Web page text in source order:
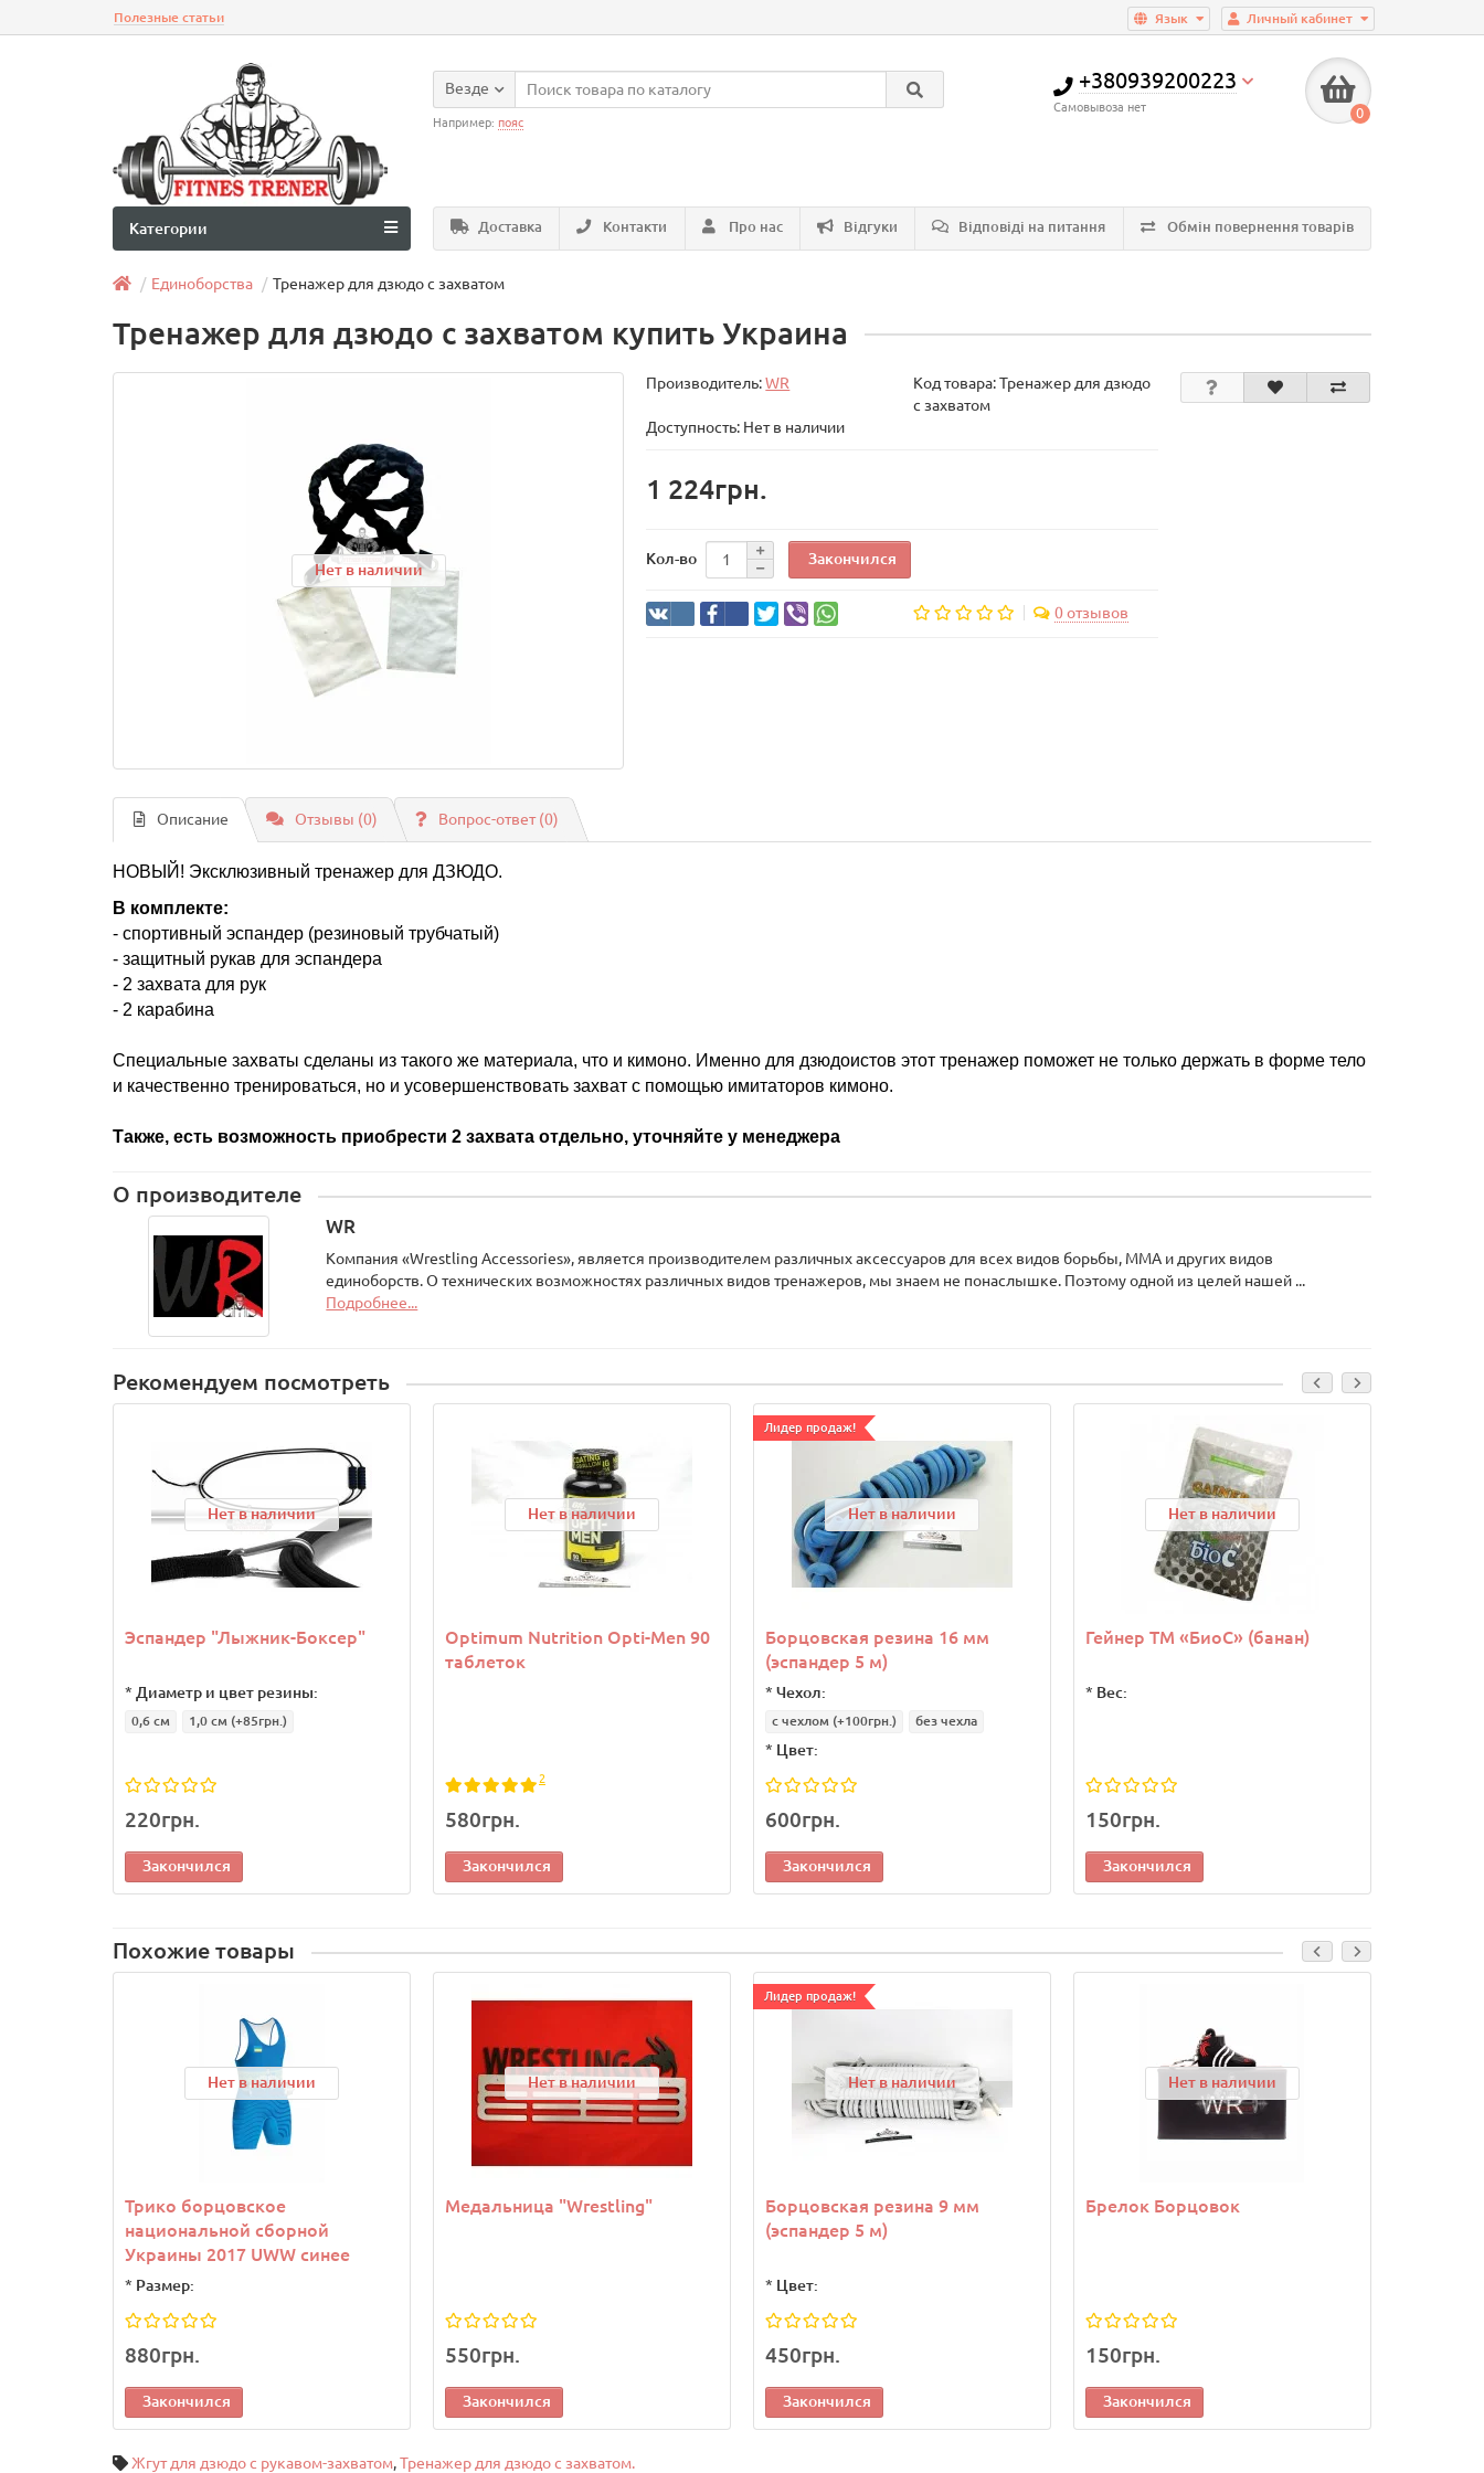
Личный кабинет
Язык
Полезные статьи
+380939200223
Самовывоза нет 0
Везде
Например: пояс
Доставка Контакти Про нас Відгуки Відповіді на питання Обмін повернення товарів
Категории
Единоборства Тренажер для дзюдо с захватом
Тренажер для дзюдо с захватом купить Украина
Нет в наличии
Производитель:WR Код товара:Тренажер для дзюдо
с захватом
Доступность: Нет в наличии
1 224грн.
Кол-во Закончился
0 отзывов
Описание Отзывы (0) Вопрос-ответ(0)
НОВЫЙ! Эксклюзивный тренажер для ДЗЮДО.
В комплекте:
- спортивный эспандер (резиновый трубчатый)
- защитный рукав для эспандера
- 2 захвата для рук
- 2 карабина
Специальные захваты сделаны из такого же материала, что и кимоно. Именно для дзюдоистов этот тренажер поможет не только держать в форме тело
и качественно тренироваться, но и усовершенствовать захват с помощью имитаторов кимоно.
Также, есть возможность приобрести 2 захвата отдельно, уточняйте у менеджера
О производителе
WR
Компания «Wrestling Аccessories», является производителем различных аксессуаров для всех видов борьбы, ММА и других видов
единоборств. О технических возможностях различных видов тренажеров, мы знаем не понаслышке. Поэтому одной из целей нашей ...
Подробнее...
Рекомендуем посмотреть
Нет в наличии
Эспандер "Лыжник-Боксер"
* Диаметр и цвет резины:
0,6 см 1,0 см (+85грн.)
220грн.
Закончился
Нет в наличии
Optimum Nutrition Opti-Men 90
таблеток
2
580грн.
Закончился
Лидер продаж!
Нет в наличии
Борцовская резина 16 мм
(эспандер 5 м)
* Чехол:
с чехлом (+100грн.) без чехла
* Цвет:
600грн.
Закончился
Нет в наличии
Гейнер ТМ «БиоС» (банан)
* Вес:
150грн.
Закончился
Похожие товары
Нет в наличии
Трико борцовское
национальной сборной
Украины 2017 UWW синее
* Размер:
880грн.
Закончился
Нет в наличии
Медальница "Wrestling"
550грн.
Закончился
Лидер продаж!
Нет в наличии
Борцовская резина 9 мм
(эспандер 5 м)
* Цвет:
450грн.
Закончился
Нет в наличии
Брелок Борцовок
150грн.
Закончился
Жгут для дзюдо с рукавом-захватом,Тренажер для дзюдо с захватом.